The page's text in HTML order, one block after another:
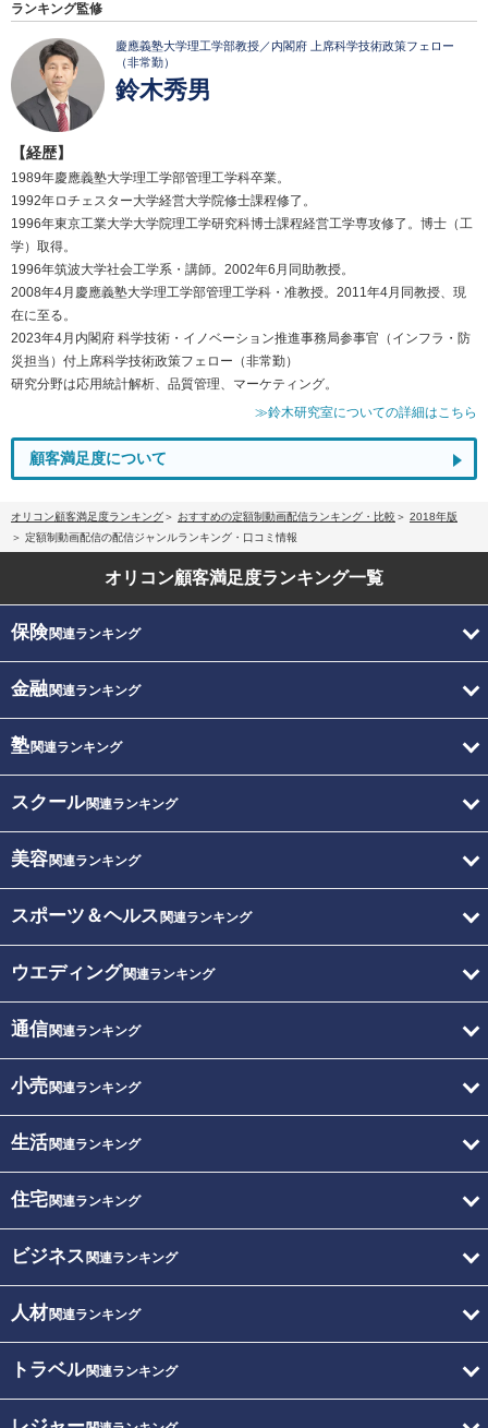
ランキング監修
慶應義塾大学理工学部教授／内閣府 上席科学技術政策フェロー
（非常勤）
鈴木秀男
【経歴】
1989年慶應義塾大学理工学部管理工学科卒業。
1992年ロチェスター大学経営大学院修士課程修了。
1996年東京工業大学大学院理工学研究科博士課程経営工学専攻修了。博士（工
学）取得。
1996年筑波大学社会工学系・講師。2002年6月同助教授。
2008年4月慶應義塾大学理工学部管理工学科・准教授。2011年4月同教授、現
在に至る。
2023年4月内閣府 科学技術・イノベーション推進事務局参事官（インフラ・防
災担当）付上席科学技術政策フェロー（非常勤）
研究分野は応用統計解析、品質管理、マーケティング。
≫鈴木研究室についての詳細はこちら
顧客満足度について
オリコン顧客満足度ランキング おすすめの定額制動画配信ランキング・比較
2018年版
定額制動画配信の配信ジャンルランキング・口コミ情報
オリコン顧客満足度ランキング一覧
保険関連ランキング
金融関連ランキング
塾関連ランキング
スクール関連ランキング
美容関連ランキング
スポーツ＆ヘルス 関連ランキング
ウエディング関連ランキング
通信関連ランキング
小売関連ランキング
生活関連ランキング
住宅関連ランキング
ビジネス 関連ランキング
人材関連ランキング
トラベル関連ランキング